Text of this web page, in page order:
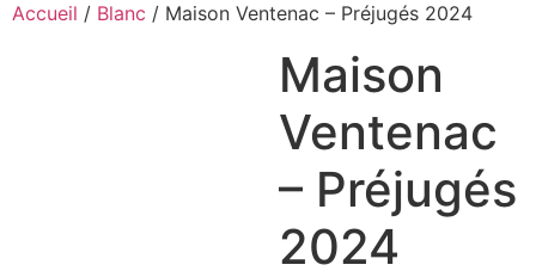
Accueil / Blanc / Maison Ventenac – Préjugés 2024
Maison
Ventenac
– Préjugés
2024